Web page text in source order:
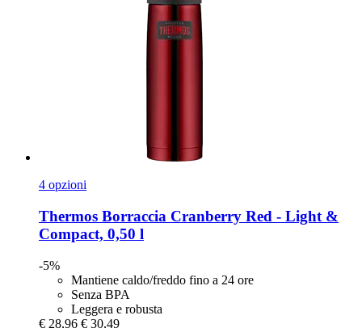
4 opzioni
Thermos Borraccia Cranberry Red -​ Light &
Compact, 0,50 l
-5%
Mantiene caldo/freddo fino a 24 ore
Senza BPA
Leggera e robusta
€ 28,96 € 30,49